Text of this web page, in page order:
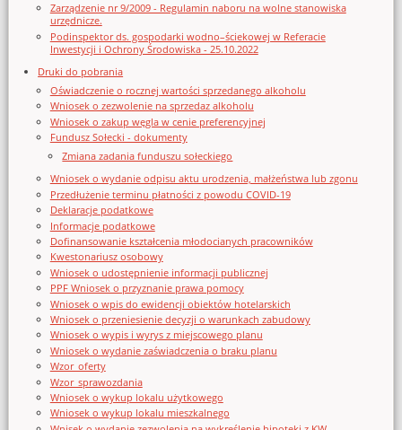
Zarządzenie nr 9/2009 - Regulamin naboru na wolne stanowiska
urzędnicze.
Podinspektor ds. gospodarki wodno–ściekowej w Referacie
Inwestycji i Ochrony Środowiska - 25.10.2022
Druki do pobrania
Oświadczenie o rocznej wartości sprzedanego alkoholu
Wniosek o zezwolenie na sprzedaz alkoholu
Wniosek o zakup węgla w cenie preferencyjnej
Fundusz Sołecki - dokumenty
Zmiana zadania funduszu sołeckiego
Wniosek o wydanie odpisu aktu urodzenia, małżeństwa lub zgonu
Przedłużenie terminu płatności z powodu COVID-19
Deklaracje podatkowe
Informacje podatkowe
Dofinansowanie kształcenia młodocianych pracowników
Kwestonariusz osobowy
Wniosek o udostępnienie informacji publicznej
PPF Wniosek o przyznanie prawa pomocy
Wniosek o wpis do ewidencji obiektów hotelarskich
Wniosek o przeniesienie decyzji o warunkach zabudowy
Wniosek o wypis i wyrys z miejscowego planu
Wniosek o wydanie zaświadczenia o braku planu
Wzor_oferty
Wzor_sprawozdania
Wniosek o wykup lokalu użytkowego
Wniosek o wykup lokalu mieszkalnego